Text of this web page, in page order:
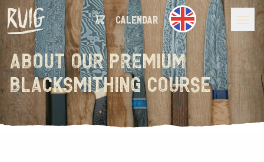
calendar
about our PREMIUM
blacksmithing course